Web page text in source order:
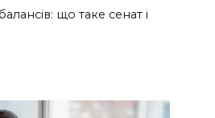
що таке сенат і